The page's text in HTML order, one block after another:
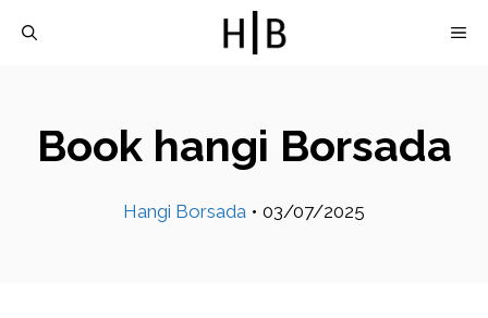
Book hangi Borsada
Hangi Borsada • 03/07/2025